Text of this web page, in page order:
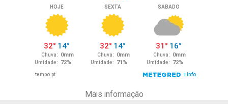
Mais informação